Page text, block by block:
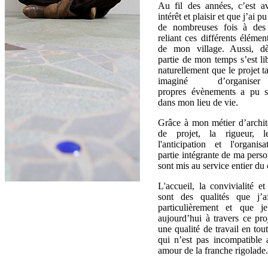
Au fil des années, c’est
intérêt et plaisir et que j’ai
de nombreuses fois à des
reliant ces différents
de mon village. Aussi,
partie de mon temps s’est
naturellement que le projet
imaginé
propres évènements a pu
dans mon lieu de vie.
Grâce à mon métier
de projet, la rigueur,
l'anticipation et
partie intégrante de ma
sont mis au service entier du
L'accueil, la convivialité et
sont des qualités que
particulièrement et que
aujourd’hui à travers ce
une qualité de travail en
qui n’est pas incompatible
amour de la franche rigolade.